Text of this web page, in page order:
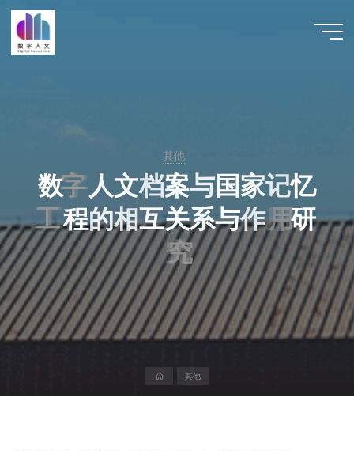
其他
数字
字人文档案与国家记忆
工
工程的相互关系与作用
用研
究
究
其他